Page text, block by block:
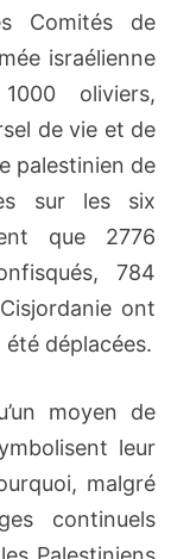
Comités de
israélienne
oliviers,
de vie et de
palestinien de
sur les six
que 2776
784
ont
déplacées.
moyen de
leur
malgré
continuels